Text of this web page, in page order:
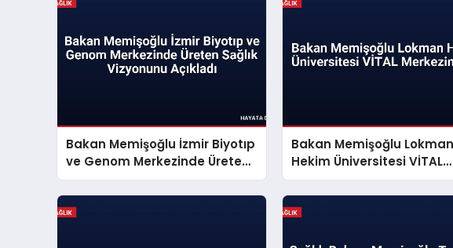
Bakan Memişoğlu İzmir Biyotıp
ve Genom Merkezinde Üreten
Sağlık Vizyonunu Açıkladı
Bakan Memişoğlu Lokman
Hekim Üniversitesi VİTAL
Merkezini Açtı